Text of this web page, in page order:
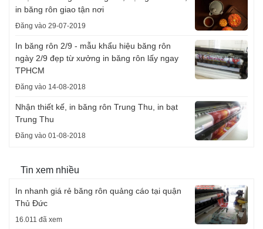
in băng rôn giao tận nơi
Đăng vào 29-07-2019
In băng rôn 2/9 - mẫu khẩu hiệu băng rôn
ngày 2/9 đẹp từ xưởng in băng rôn lấy ngay
TPHCM
Đăng vào 14-08-2018
Nhận thiết kế, in băng rôn Trung Thu, in bạt
Trung Thu
Đăng vào 01-08-2018
Tin xem nhiều
In nhanh giá rẻ băng rôn quảng cáo tại quận
Thủ Đức
16.011 đã xem